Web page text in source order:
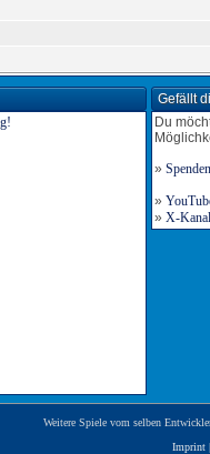
Gefällt
Du
» Spenden
»
» X-
Weitere Spiele vom selben
Imprint